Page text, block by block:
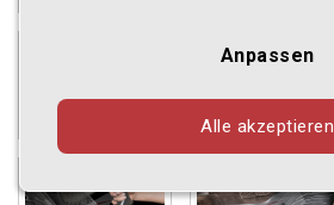
Anpassen
Alle akzeptieren